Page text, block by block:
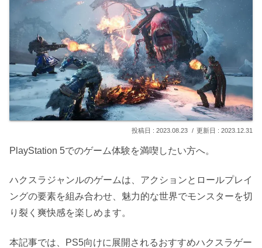
2023.08.23 2023.12.31
PlayStation 5でのゲーム体験を満喫したい方へ。
ハクスラジャンルのゲームは、アクションとロールプレイ
ングの要素を組み合わせ、魅力的な世界でモンスターを切
り裂く爽快感を楽しめます。
本記事では、PS5向けに展開されるおすすめハクスラゲー